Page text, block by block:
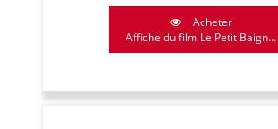
Acheter
Affiche du film Le Petit Baign...